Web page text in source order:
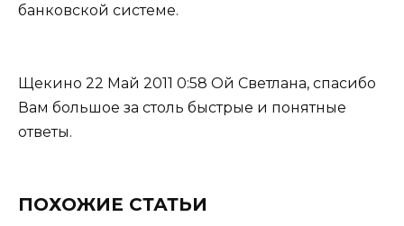
банковской системе.
Щекино 22 Май 2011 0:58 Ой Светлана, спасибо
Вам большое за столь быстрые и понятные
ответы.
ПОХОЖИЕ СТАТЬИ